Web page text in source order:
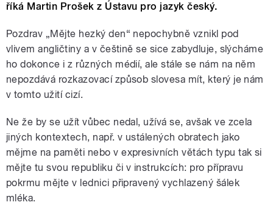
říká Martin Prošek z Ústavu pro jazyk český.
Pozdrav „Mějte hezký den“ nepochybně vznikl pod
vlivem angličtiny a v češtině se sice zabydluje, slýcháme
ho dokonce i z různých médií, ale stále se nám na něm
nepozdává rozkazovací způsob slovesa mít, který je nám
v tomto užití cizí.
Ne že by se užít vůbec nedal, užívá se, avšak ve zcela
jiných kontextech, např. v ustálených obratech jako
mějme na paměti nebo v expresivních větách typu tak si
mějte tu svou republiku či v instrukcích: pro přípravu
pokrmu mějte v lednici připravený vychlazený šálek
mléka.